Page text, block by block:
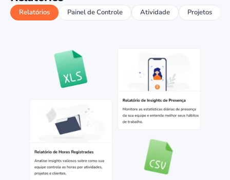
Relatórios Painel de Controle Atividade Projetos